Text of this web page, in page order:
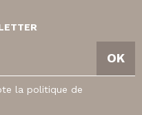
OK
la politique de